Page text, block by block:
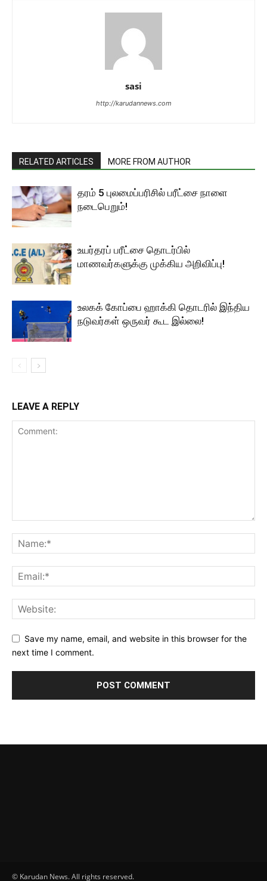
sasi
http://karudannews.com
RELATED ARTICLES MORE FROM AUTHOR
தரம் 5 புலமைப்பரிசில் பரீட்சை நாளை
நடைபெறும்!
உயர்தரப் பரீட்சை தொடர்பில்
மாணவர்களுக்கு முக்கிய அறிவிப்பு!
உலகக் கோப்பை ஹாக்கி தொடரில் இந்திய
நடுவர்கள் ஒருவர் கூட இல்லை!
LEAVE A REPLY
Save my name, email, and website in this browser for the
next time I comment.
© Karudan News. All rights reserved.